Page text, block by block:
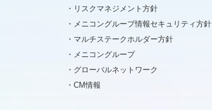
リスクマネジメント方針
メニコングループ情報セキュリティ方針
マルチステークホルダー方針
メニコングループ
グローバルネットワーク
CM情報